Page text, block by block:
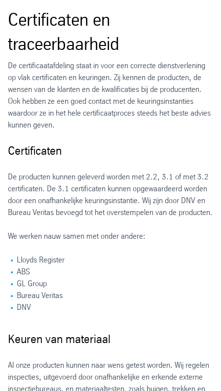
Certificaten en
traceerbaarheid
De certificaatafdeling staat in voor een correcte dienstverlening
op vlak certificaten en keuringen. Zij kennen de producten, de
wensen van de klanten en de kwalificaties bij de producenten.
Ook hebben ze een goed contact met de keuringsinstanties
waardoor ze in het hele certificaatproces steeds het beste advies
kunnen geven.
Certificaten
De producten kunnen geleverd worden met 2.2, 3.1 of met 3.2
certificaten. De 3.1 certificaten kunnen opgewaardeerd worden
door een onafhankelijke keuringsinstantie. Wij zijn door DNV en
Bureau Veritas bevoegd tot het overstempelen van de producten.
We werken nauw samen met onder andere:
Lloyds Register
ABS
GL Group
Bureau Veritas
DNV
Keuren van materiaal
Al onze producten kunnen naar wens getest worden. Wij regelen
inspecties, uitgevoerd door onafhankelijke en erkende externe
inspectiebureaus, en materiaaltesten, zoals buigen, trekken en